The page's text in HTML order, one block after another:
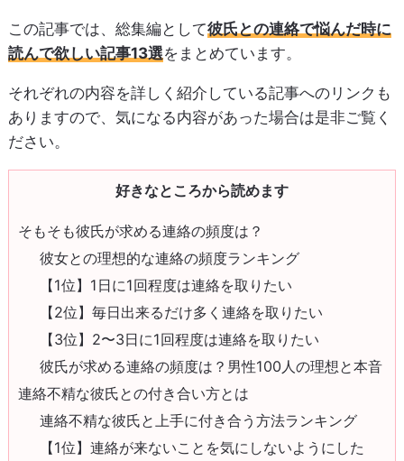
この記事では、総集編として彼氏との連絡で悩んだ時に
読んで欲しい記事13選をまとめています。
それぞれの内容を詳しく紹介している記事へのリンクも
ありますので、気になる内容があった場合は是非ご覧く
ださい。
好きなところから読めます
そもそも彼氏が求める連絡の頻度は？
彼女との理想的な連絡の頻度ランキング
【1位】1日に1回程度は連絡を取りたい
【2位】毎日出来るだけ多く連絡を取りたい
【3位】2〜3日に1回程度は連絡を取りたい
彼氏が求める連絡の頻度は？男性100人の理想と本音
連絡不精な彼氏との付き合い方とは
連絡不精な彼氏と上手に付き合う方法ランキング
【1位】連絡が来ないことを気にしないようにした